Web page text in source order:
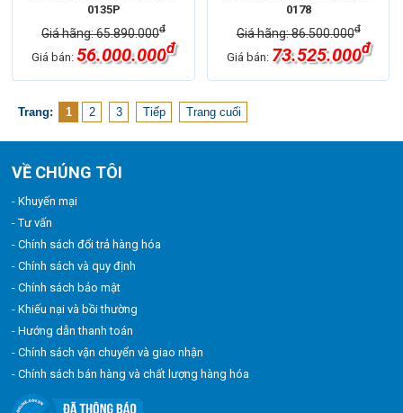
0135P
Giá hãng: 65.890.000đ
Giá bán:56.000.000đ
0178
Giá hãng: 86.500.000đ
Giá bán: 73.525.000đ
Trang: 1 2 3 Tiếp Trang cuối
VỀ CHÚNG TÔI
- Khuyến mại
- Tư vấn
- Chính sách đổi trả hàng hóa
- Chính sách và quy định
- Chính sách bảo mật
- Khiếu nại và bồi thường
- Hướng dẫn thanh toán
- Chính sách vận chuyển và giao nhận
- Chính sách bán hàng và chất lượng hàng hóa